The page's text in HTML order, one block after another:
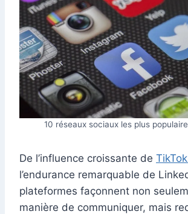
10 réseaux sociaux les plus
De l’influence croissante de TikTok
l’endurance remarquable de
plateformes façonnent non
manière de communiquer, mais